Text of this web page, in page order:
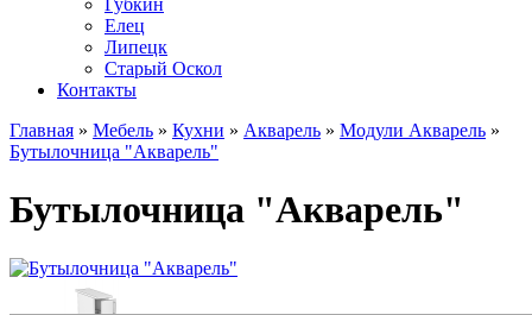
Губкин
Елец
Липецк
Старый Оскол
Контакты
Главная » Мебель » Кухни » Акварель » Модули Акварель »
Бутылочница "Акварель"
Бутылочница "Акварель"